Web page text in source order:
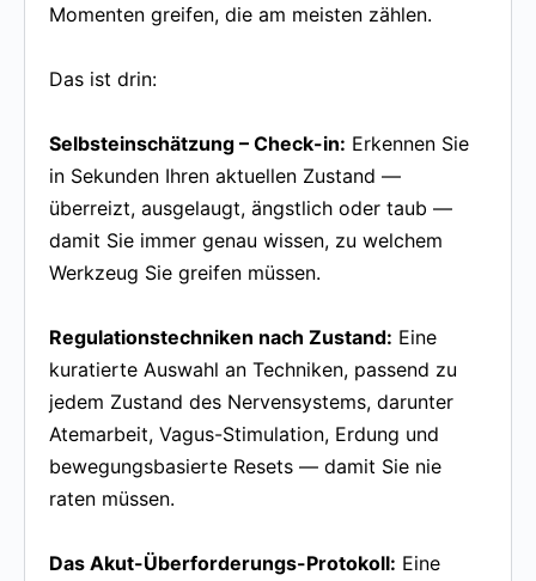
Momenten greifen, die am meisten zählen.
Das ist drin:
Selbsteinschätzung – Check-in: Erkennen Sie
in Sekunden Ihren aktuellen Zustand —
überreizt, ausgelaugt, ängstlich oder taub —
damit Sie immer genau wissen, zu welchem
Werkzeug Sie greifen müssen.
Regulationstechniken nach Zustand: Eine
kuratierte Auswahl an Techniken, passend zu
jedem Zustand des Nervensystems, darunter
Atemarbeit, Vagus-Stimulation, Erdung und
bewegungsbasierte Resets — damit Sie nie
raten müssen.
Das Akut-Überforderungs-Protokoll: Eine